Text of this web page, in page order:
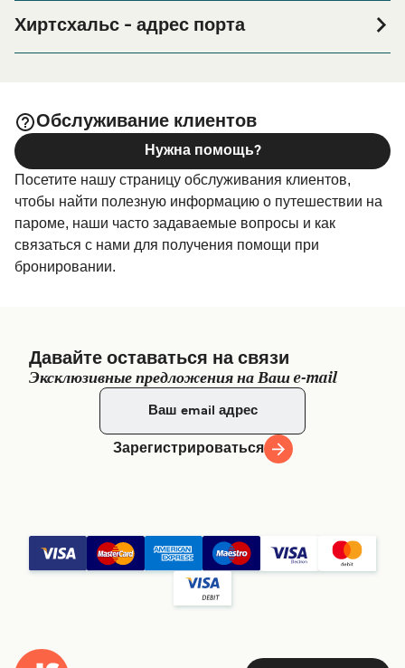
или его окрестностях перед или после вашей поездки,
или если вы ищете вариант проживания на весь
Хиртсхальс - адрес порта
Hirtshals, Denmark
Fjord Line Vehicle Check-in - Sigurd Espersens Vej 110,
9850 Hirtshals, Denmark
Обслуживание клиентов
Посетите нашу страницу обслуживания клиентов,
чтобы найти полезную информацию о путешествии на
пароме, наши часто задаваемые вопросы и как
связаться с нами для получения помощи при
бронировании.
Нужна помощь?
Давайте оставаться на связи
Эксклюзивные предложения на Ваш e-mail
Зарегистрироваться